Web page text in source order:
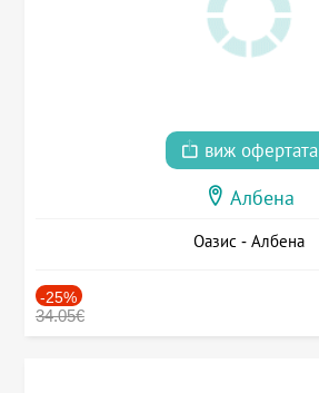
виж офертата
Албена
Оазис - Албена
-25%
34.05€